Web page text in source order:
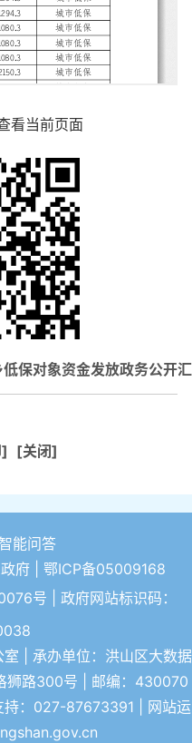
看当前页面
保对象资金发放政务公开
[关闭]
能问答
府 | 鄂ICP备05009168
号 | 政府网站标识码：
| 承办单位：洪山区大数据
狮路300号 | 邮编：430070
：027-87673391 | 网站运